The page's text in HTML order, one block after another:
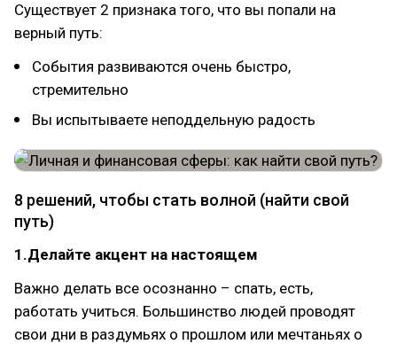
Существует 2 признака того, что вы попали на
верный путь:
События развиваются очень быстро,
стремительно
Вы испытываете неподдельную радость
8 решений, чтобы стать волной (найти свой
путь)
1.Делайте акцент на настоящем
Важно делать все осознанно – спать, есть,
работать учиться. Большинство людей проводят
свои дни в раздумьях о прошлом или мечтаньях о